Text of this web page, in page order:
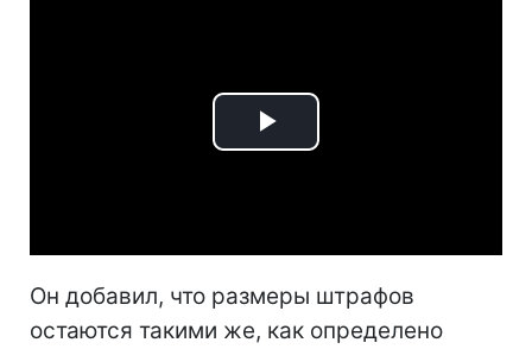
Play
Он добавил, что размеры штрафов
остаются такими же, как определено